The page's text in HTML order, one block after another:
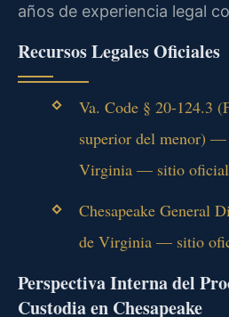
años de experiencia legal
Recursos Legales Oficiales
Va. Code § 20-124.3
superior del menor) —
Virginia — sitio oficial
Chesapeake General
de Virginia — sitio
Perspectiva Interna del
Custodia en Chesapeake